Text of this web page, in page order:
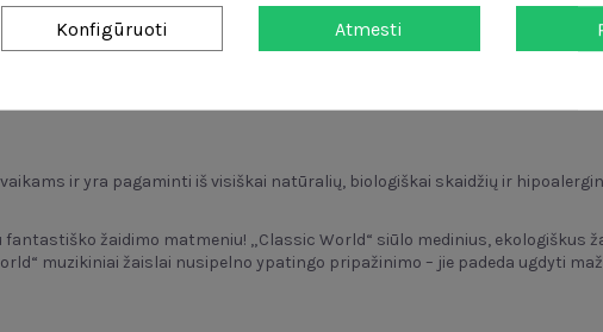
ir yra pagaminti iš visiškai natūralių, biologiškai skaidžių ir
fantastiško žaidimo matmeniu! „Classic World“ siūlo medinius,
muzikiniai žaislai nusipelno ypatingo pripažinimo – jie padeda ugdyti
Konfigūruoti Atmesti